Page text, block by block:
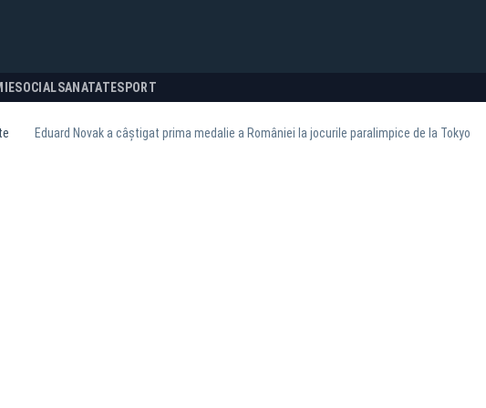
SOCIALSANATATESPORT
Eduard Novak a câștigat prima medalie a României la jocurile paralimpice de la Tokyo